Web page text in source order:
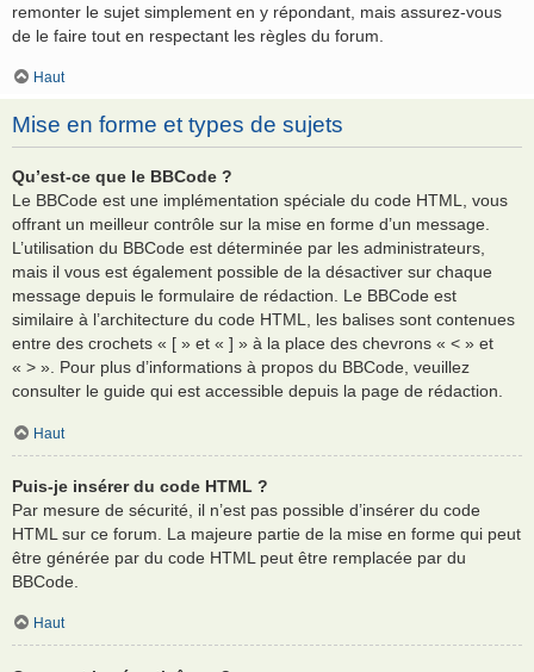
remonter le sujet simplement en y répondant, mais assurez-vous
de le faire tout en respectant les règles du forum.
Haut
Mise en forme et types de sujets
Qu’est-ce que le BBCode ?
Le BBCode est une implémentation spéciale du code HTML, vous
offrant un meilleur contrôle sur la mise en forme d’un message.
L’utilisation du BBCode est déterminée par les administrateurs,
mais il vous est également possible de la désactiver sur chaque
message depuis le formulaire de rédaction. Le BBCode est
similaire à l’architecture du code HTML, les balises sont contenues
entre des crochets « [ » et « ] » à la place des chevrons « < » et
« > ». Pour plus d’informations à propos du BBCode, veuillez
consulter le guide qui est accessible depuis la page de rédaction.
Haut
Puis-je insérer du code HTML ?
Par mesure de sécurité, il n’est pas possible d’insérer du code
HTML sur ce forum. La majeure partie de la mise en forme qui peut
être générée par du code HTML peut être remplacée par du
BBCode.
Haut